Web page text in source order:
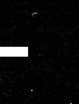
ac malesuada sem.